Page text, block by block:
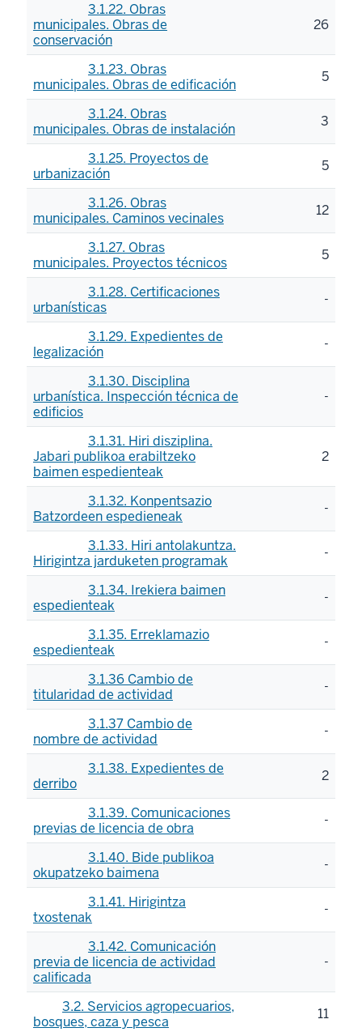
3.1.22. Obras
municipales. Obras de
conservación
26
3.1.23. Obras
municipales. Obras de edificación
5
3.1.24. Obras
municipales. Obras de instalación
3
3.1.25. Proyectos de
urbanización
5
3.1.26. Obras
municipales. Caminos vecinales
12
3.1.27. Obras
municipales. Proyectos técnicos
5
3.1.28. Certificaciones
urbanísticas
-
3.1.29. Expedientes de
legalización
-
3.1.30. Disciplina
urbanística. Inspección técnica de
edificios
-
3.1.31. Hiri disziplina.
Jabari publikoa erabiltzeko
baimen espedienteak
2
3.1.32. Konpentsazio
Batzordeen espedieneak
-
3.1.33. Hiri antolakuntza.
Hirigintza jarduketen programak
-
3.1.34. Irekiera baimen
espedienteak
-
3.1.35. Erreklamazio
espedienteak
-
3.1.36 Cambio de
titularidad de actividad
-
3.1.37 Cambio de
nombre de actividad
-
3.1.38. Expedientes de
derribo
2
3.1.39. Comunicaciones
previas de licencia de obra
-
3.1.40. Bide publikoa
okupatzeko baimena
-
3.1.41. Hirigintza
txostenak
-
3.1.42. Comunicación
previa de licencia de actividad
calificada
-
3.2. Servicios agropecuarios,
bosques, caza y pesca
11